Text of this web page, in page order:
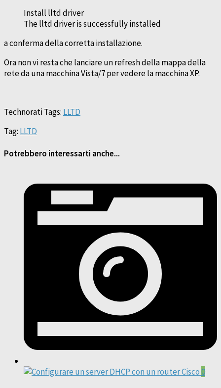
Install lltd driver
The lltd driver is successfully installed
a conferma della corretta installazione.
Ora non vi resta che lanciare un refresh della mappa della
rete da una macchina Vista/7 per vedere la macchina XP.
Technorati Tags: LLTD
Tag: LLTD
Potrebbero interessarti anche...
0